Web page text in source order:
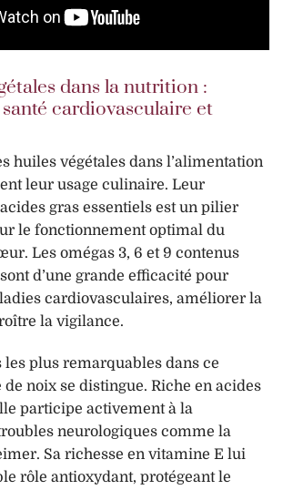
dans la nutrition :
cardiovasculaire et
huiles végétales dans l’alimentation
leur usage culinaire. Leur
gras essentiels est un pilier
le fonctionnement optimal du
Les omégas 3, 6 et 9 contenus
d’une grande efficacité pour
cardiovasculaires, améliorer la
la vigilance.
plus remarquables dans ce
de noix se distingue. Riche en acides
participe activement à la
neurologiques comme la
Sa richesse en vitamine E lui
rôle antioxydant, protégeant le